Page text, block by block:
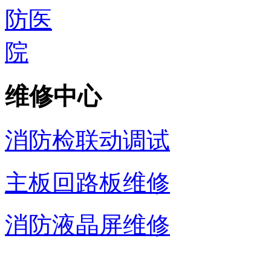
维修中心
消防检联动调试
主板回路板维修
消防液晶屏维修